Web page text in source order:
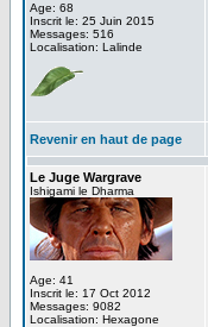
Age: 68
Inscrit le: 25 Juin 2015
Messages: 516
Localisation: Lalinde
Revenir en haut de page
Le Juge Wargrave
Ishigami le Dharma
Age: 41
Inscrit le: 17 Oct 2012
Messages: 9082
Localisation: Hexagone